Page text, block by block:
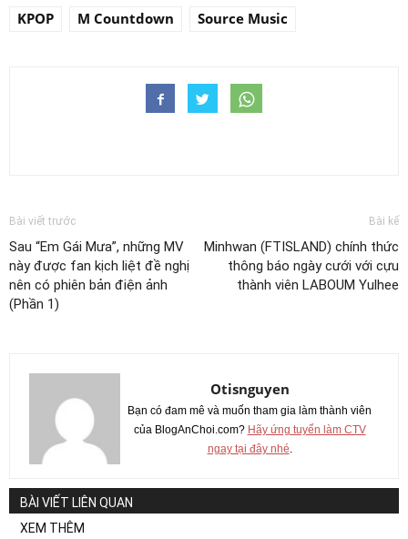
KPOP
M Countdown Source Music
Bài viết trước
Sau “Em Gái Mưa”, những MV
này được fan kịch liệt đề nghị
nên có phiên bản điện ảnh
(Phần 1)
Bài kế
Minhwan (FTISLAND) chính thức
thông báo ngày cưới với cựu
thành viên LABOUM Yulhee
Otisnguyen
Bạn có đam mê và muốn tham gia làm thành viên
của BlogAnChoi.com? Hãy ứng tuyển làm CTV
ngay tại đây nhé.
BÀI VIẾT LIÊN QUAN
XEM THÊM